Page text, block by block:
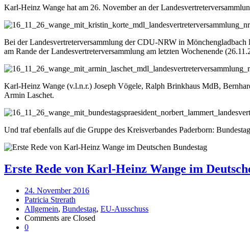
Karl-Heinz Wange hat am 26. November an der
Bei der Landesvertreterversammlung der CDU-NRW in
am Rande der Landesvertreterversammlung am letzten Wochenende
Karl-Heinz Wange (v.l.n.r.) Joseph Vögele, Ralph Brinkhaus MdB,
Armin Laschet.
Und traf ebenfalls auf die Gruppe des Kreisverbandes Paderborn:
Erste Rede von Karl-Heinz Wange im
24. November 2016
Patricia Strerath
Allgemein, Bundestag, EU-Ausschuss
Comments are Closed
0